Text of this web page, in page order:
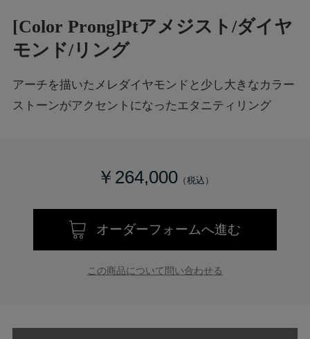
[Color Prong]Ptアメジスト/ダイヤ
モンド/リング
アーチを描いたメレダイヤモンドと少し大きなカラー
ストーンがアクセントになったエタニティリング
￥264,000
オーダーフォームへ進む
この商品について問い合わせる